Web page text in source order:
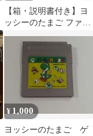
【箱・説明書付き】ヨ
ッシーのたまご ファミ
コンソフト FC 任天堂
¥ 1,000
ヨッシーのたまご ゲ